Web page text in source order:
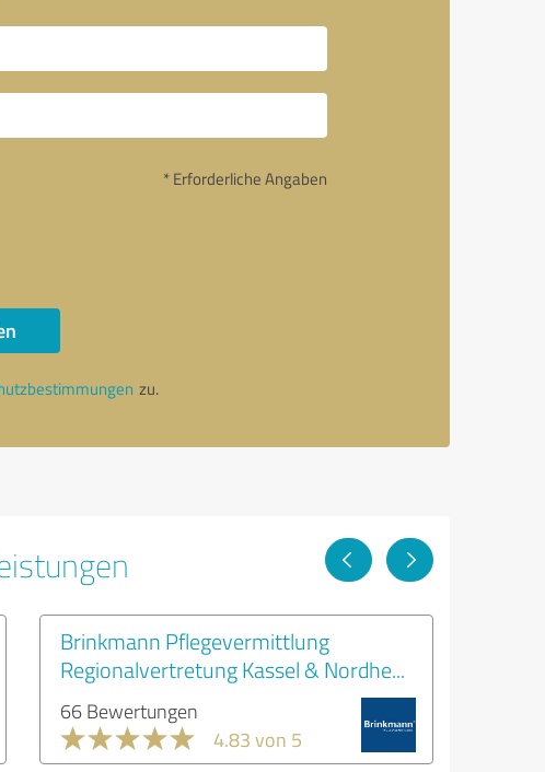
* Erforderliche Angaben
zu.
Brinkmann Pflegevermittlung
Regionalvertretung Kassel & Nordhe...
66 Bewertungen
4.83 von 5